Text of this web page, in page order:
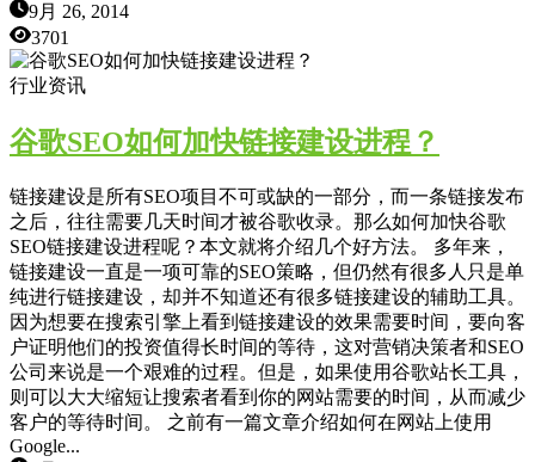
9月 26, 2014
3701
行业资讯
谷歌SEO如何加快链接建设进程？
链接建设是所有SEO项目不可或缺的一部分，而一条链接发布
之后，往往需要几天时间才被谷歌收录。那么如何加快谷歌
SEO链接建设进程呢？本文就将介绍几个好方法。 多年来，
链接建设一直是一项可靠的SEO策略，但仍然有很多人只是单
纯进行链接建设，却并不知道还有很多链接建设的辅助工具。
因为想要在搜索引擎上看到链接建设的效果需要时间，要向客
户证明他们的投资值得长时间的等待，这对营销决策者和SEO
公司来说是一个艰难的过程。但是，如果使用谷歌站长工具，
则可以大大缩短让搜索者看到你的网站需要的时间，从而减少
客户的等待时间。 之前有一篇文章介绍如何在网站上使用
Google...